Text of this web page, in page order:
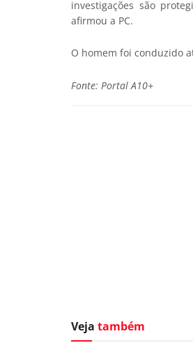
investigações são
afirmou a PC.
O homem foi conduzido
Fonte: Portal A10+
Veja também